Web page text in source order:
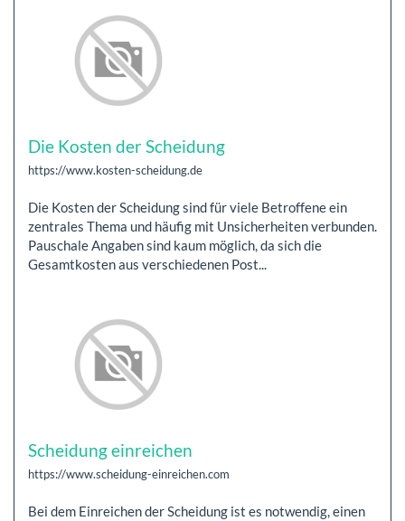
Die Kosten der Scheidung
https://www.kosten-scheidung.de
Die Kosten der Scheidung sind für viele Betroffene ein
zentrales Thema und häufig mit Unsicherheiten verbunden.
Pauschale Angaben sind kaum möglich, da sich die
Gesamtkosten aus verschiedenen Post...
Scheidung einreichen
https://www.scheidung-einreichen.com
Bei dem Einreichen der Scheidung ist es notwendig, einen